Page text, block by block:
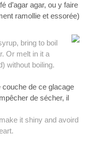
d’agar agar, ou y faire
ramollie et essorée)
bring to boil
Or melt in it a
without boiling.
couche de ce glacage
de sécher, il
it shiny and avoird